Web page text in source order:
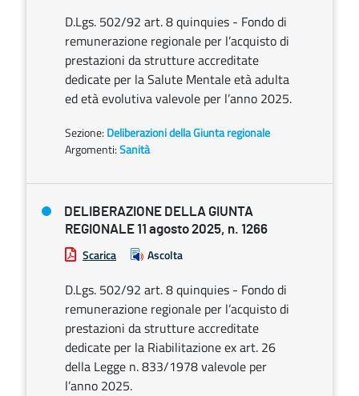
D.Lgs. 502/92 art. 8 quinquies - Fondo di
remunerazione regionale per l’acquisto di
prestazioni da strutture accreditate
dedicate per la Salute Mentale età adulta
ed età evolutiva valevole per l’anno 2025.
Sezione: Deliberazioni della Giunta regionale
Argomenti:Sanità
DELIBERAZIONE DELLA GIUNTA
REGIONALE 11 agosto 2025, n. 1266
Scarica Ascolta
D.Lgs. 502/92 art. 8 quinquies - Fondo di
remunerazione regionale per l’acquisto di
prestazioni da strutture accreditate
dedicate per la Riabilitazione ex art. 26
della Legge n. 833/1978 valevole per
l’anno 2025.